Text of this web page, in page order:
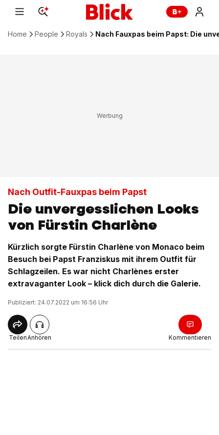
Home People Royals Nach Fauxpas beim Papst: Die
Nach Outfit-Fauxpas beim Papst
Die unvergesslichen Looks
von Fürstin Charlène
Kürzlich sorgte Fürstin Charlène von Monaco beim
Besuch bei Papst Franziskus mit ihrem Outfit für
Schlagzeilen. Es war nicht Charlènes erster
extravaganter Look – klick dich durch die Galerie.
Publiziert: 24.07.2022 um 16:56 Uhr
TeilenAnhören Kommentieren